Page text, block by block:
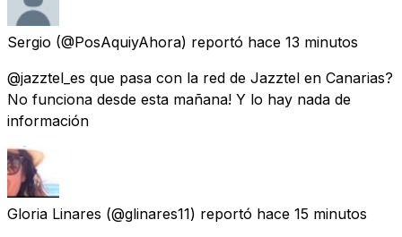
Sergio (@PosAquiyAhora) reportó hace 13 minutos
@jazztel_es que pasa con la red de Jazztel en Canarias?
No funciona desde esta mañana! Y lo hay nada de
información
Gloria Linares (@glinares11) reportó hace 15 minutos